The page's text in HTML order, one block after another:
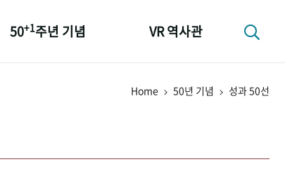
50+1주년 기념 VR 역사관
Home 50년 기념 성과 50선